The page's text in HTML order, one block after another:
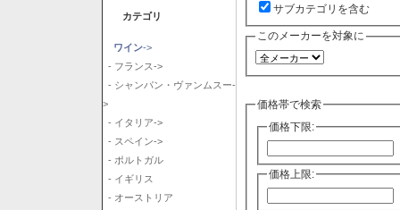
カテゴリ
ワイン->
- フランス->
- シャンパン・ヴァンムスー-
>
- イタリア->
- スペイン->
- ポルトガル
- イギリス
- オーストリア
サブカテゴリを含む
このメーカーを対象に
価格帯で検索
価格下限:
価格上限: